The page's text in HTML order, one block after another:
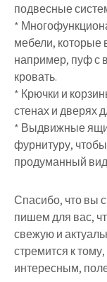
подвесные
*
мебели, которые
например, пуф с
кровать.
* Крючки и
стенах и дверях
* Выдвижные
фурнитуру,
продуманный
Спасибо, что вы
пишем для вас,
свежую и
стремится к
интересным,